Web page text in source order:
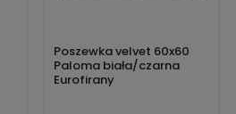
Poszewka velvet 60x60
Paloma biała/czarna
Eurofirany